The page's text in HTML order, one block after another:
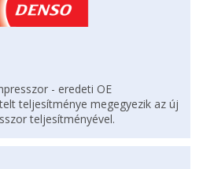
- eredeti OE
teljesítménye megegyezik az új
teljesítményével.